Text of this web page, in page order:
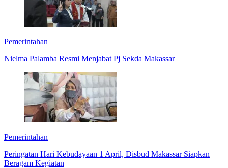
Pemerintahan
Nielma Palamba Resmi Menjabat Pj Sekda Makassar
Pemerintahan
Peringatan Hari Kebudayaan 1 April, Disbud Makassar Siapkan
Beragam Kegiatan